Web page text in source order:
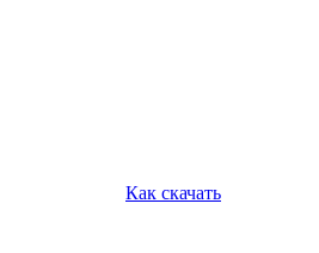
Как скачать